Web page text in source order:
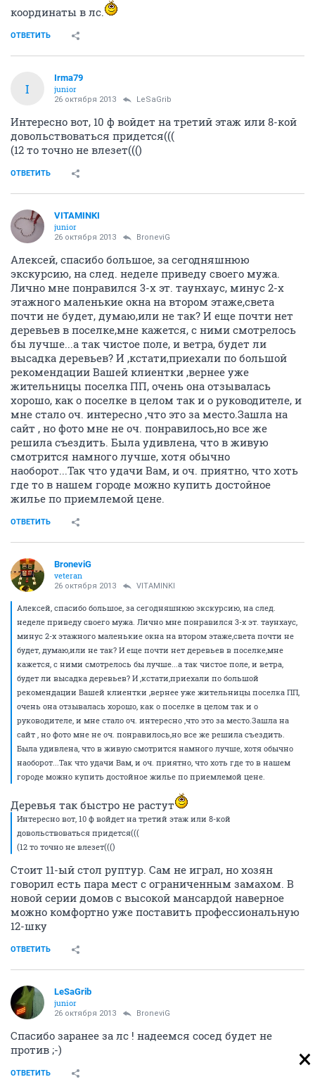
координаты в лс.
ОТВЕТИТЬ
I
Irma79
junior
26 октября 2013 LeSaGrib
Интересно вот, 10 ф войдет на третий этаж или 8-кой
довольствоваться придется(((
(12 то точно не влезет((()
ОТВЕТИТЬ
VITAMINKI
junior
26 октября 2013 BroneviG
Алексей, спасибо большое, за сегодняшнюю
экскурсию, на след. неделе приведу своего мужа.
Лично мне понравился 3-х эт. таунхаус, минус 2-х
этажного маленькие окна на втором этаже,света
почти не будет, думаю,или не так? И еще почти нет
деревьев в поселке,мне кажется, с ними смотрелось
бы лучше...а так чистое поле, и ветра, будет ли
высадка деревьев? И ,кстати,приехали по большой
рекомендации Вашей клиентки ,вернее уже
жительницы поселка ПП, очень она отзывалась
хорошо, как о поселке в целом так и о руководителе, и
мне стало оч. интересно ,что это за место.Зашла на
сайт , но фото мне не оч. понравилось,но все же
решила съездить. Была удивлена, что в живую
смотрится намного лучше, хотя обычно
наоборот...Так что удачи Вам, и оч. приятно, что хоть
где то в нашем городе можно купить достойное
жилье по приемлемой цене.
ОТВЕТИТЬ
BroneviG
veteran
26 октября 2013 VITAMINKI
Алексей, спасибо большое, за сегодняшнюю экскурсию, на след.
неделе приведу своего мужа. Лично мне понравился 3-х эт. таунхаус,
минус 2-х этажного маленькие окна на втором этаже,света почти не
будет, думаю,или не так? И еще почти нет деревьев в поселке,мне
кажется, с ними смотрелось бы лучше...а так чистое поле, и ветра,
будет ли высадка деревьев? И ,кстати,приехали по большой
рекомендации Вашей клиентки ,вернее уже жительницы поселка ПП,
очень она отзывалась хорошо, как о поселке в целом так и о
руководителе, и мне стало оч. интересно ,что это за место.Зашла на
сайт , но фото мне не оч. понравилось,но все же решила съездить.
Была удивлена, что в живую смотрится намного лучше, хотя обычно
наоборот...Так что удачи Вам, и оч. приятно, что хоть где то в нашем
городе можно купить достойное жилье по приемлемой цене.
Деревья так быстро не растут
Интересно вот, 10 ф войдет на третий этаж или 8-кой
довольствоваться придется(((
(12 то точно не влезет((()
Стоит 11-ый стол руптур. Сам не играл, но хозян
говорил есть пара мест с ограниченным замахом. В
новой серии домов с высокой мансардой наверное
можно комфортно уже поставить профессиональную
12-шку
ОТВЕТИТЬ
LeSaGrib
junior
26 октября 2013 BroneviG
Спасибо заранее за лс ! надеемся сосед будет не
против ;-)
ОТВЕТИТЬ